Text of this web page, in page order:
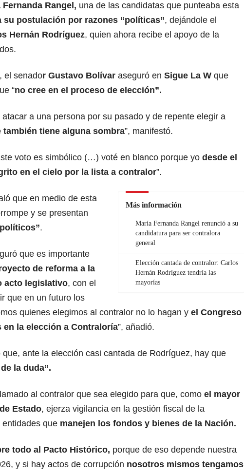
Fernanda Rangel, una de las candidatas que punteaba esta
su postulación por razones “políticas”, dejándole el
Hernán Rodríguez, quien ahora recibe el apoyo de la
el senador Gustavo Bolívar aseguró en Sigue La W que
“no cree en el proceso de elección”.
atacar a una persona por su pasado y de repente elegir a
también tiene alguna sombra”, manifestó.
voto es simbólico (…) voté en blanco porque yo desde el
en el cielo por la lista a contralor”.
Más información
María Fernanda Rangel renunció a su
candidatura para ser contralora
general
Elección cantada de contralor: Carlos
Hernán Rodríguez tendría las
mayorías
que en medio de esta
y se presentan
.
que es importante
de reforma a la
acto legislativo, con el
que en un futuro los
quienes elegimos al contralor no lo hagan y el Congreso
en la elección a Contraloría”, añadió.
ante la elección casi cantada de Rodríguez, hay que
la duda”.
al contralor que sea elegido para que, como el mayor
Estado, ejerza vigilancia en la gestión fiscal de la
que manejen los fondos y bienes de la Nación.
todo al Pacto Histórico, porque de eso depende nuestra
y si hay actos de corrupción nosotros mismos tengamos